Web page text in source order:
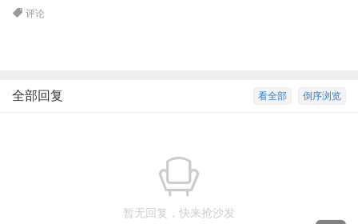
评论
倒序浏览
看全部
全部回复
暂无回复，快来抢沙发